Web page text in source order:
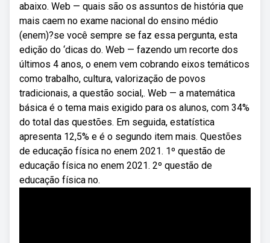
abaixo. Web — quais são os assuntos de história que
mais caem no exame nacional do ensino médio
(enem)?se você sempre se faz essa pergunta, esta
edição do ‘dicas do. Web — fazendo um recorte dos
últimos 4 anos, o enem vem cobrando eixos temáticos
como trabalho, cultura, valorização de povos
tradicionais, a questão social,. Web — a matemática
básica é o tema mais exigido para os alunos, com 34%
do total das questões. Em seguida, estatística
apresenta 12,5% e é o segundo item mais. Questões
de educação física no enem 2021. 1º questão de
educação física no enem 2021. 2º questão de
educação física no.